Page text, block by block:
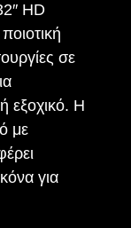
HD
σε
εξοχικό. Η
με
για